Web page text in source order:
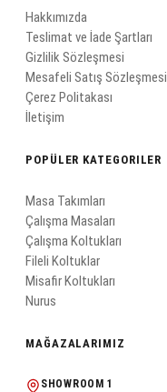
Hakkımızda
Teslimat ve İade Şartları
Gizlilik Sözleşmesi
Mesafeli Satış Sözleşmesi
Çerez Politakası
İletişim
POPÜLER KATEGORILER
Masa Takımları
Çalışma Masaları
Çalışma Koltukları
Fileli Koltuklar
Misafir Koltukları
Nurus
MAĞAZALARIMIZ
SHOWROOM 1